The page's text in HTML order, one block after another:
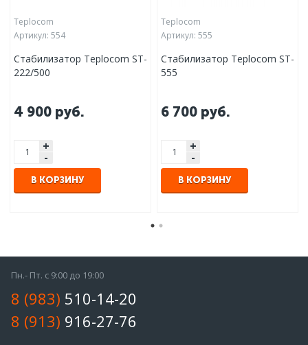
Teplocom
Артикул: 554
Стабилизатор Teplocom ST-
222/500
4 900 руб.
+
-
В КОРЗИНУ
Teplocom
Артикул: 555
Стабилизатор Teplocom ST-
555
6 700 руб.
+
-
В КОРЗИНУ
Пн.- Пт. с 9:00 до 19:00
8 (983) 510-14-20
8 (913) 916-27-76